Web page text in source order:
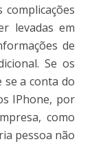
levadas em
de
Se os
se a conta do
IPhone, por
como
pessoa não